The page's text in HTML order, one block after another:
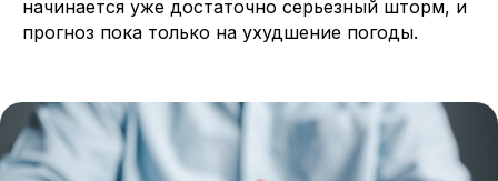
начинается уже достаточно серьезный шторм, и
прогноз пока только на ухудшение погоды.